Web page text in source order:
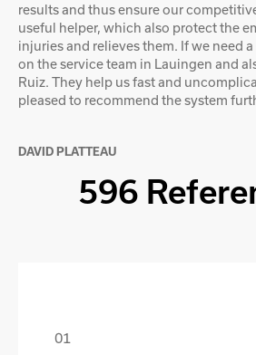
results and thus ensure our
useful helper, which also protect the
injuries and relieves them. If we need
on the service team in Lauingen and
Ruiz. They help us fast and
pleased to recommend the system
DAVID PLATTEAU
596